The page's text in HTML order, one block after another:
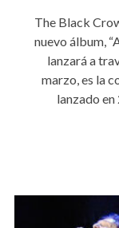
The Black
nuevo álbum,
lanzará a
marzo, es la
lanzado en